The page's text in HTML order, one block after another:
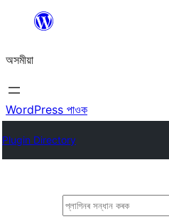
বিষয়বস্তুলৈ
যাওক
অসমীয়া
WordPress পাওক
Plugin Directory
সন্ধান